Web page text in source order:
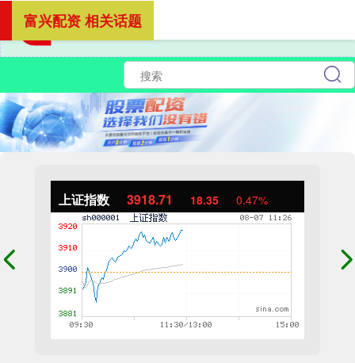
上证指数 3918.71 18.35 0.47%
富兴配资 相关话题